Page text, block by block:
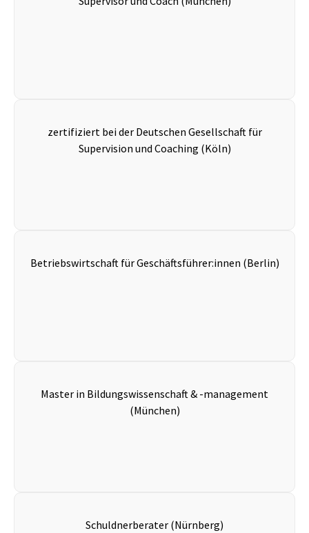
zertifiziert bei der Deutschen Gesellschaft für
Supervision und Coaching (Köln)
Betriebswirtschaft für Geschäftsführer:innen (Berlin)
Master in Bildungswissenschaft & -management
(München)
Schuldnerberater (Nürnberg)